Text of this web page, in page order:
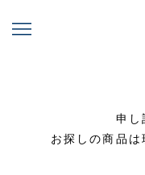
申し
お探しの商品は